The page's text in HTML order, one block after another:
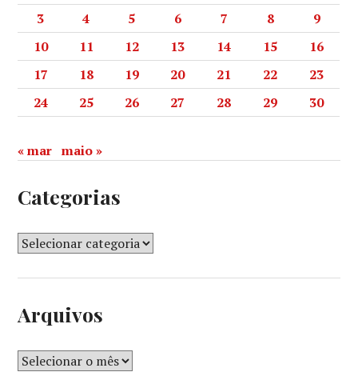
3
4 5 6 7 8
9
10
11 12 13 14 15
16
17
18 19 20 21 22
23
24
25 26 27 28 29 30
« mar maio »
Categorias
Arquivos